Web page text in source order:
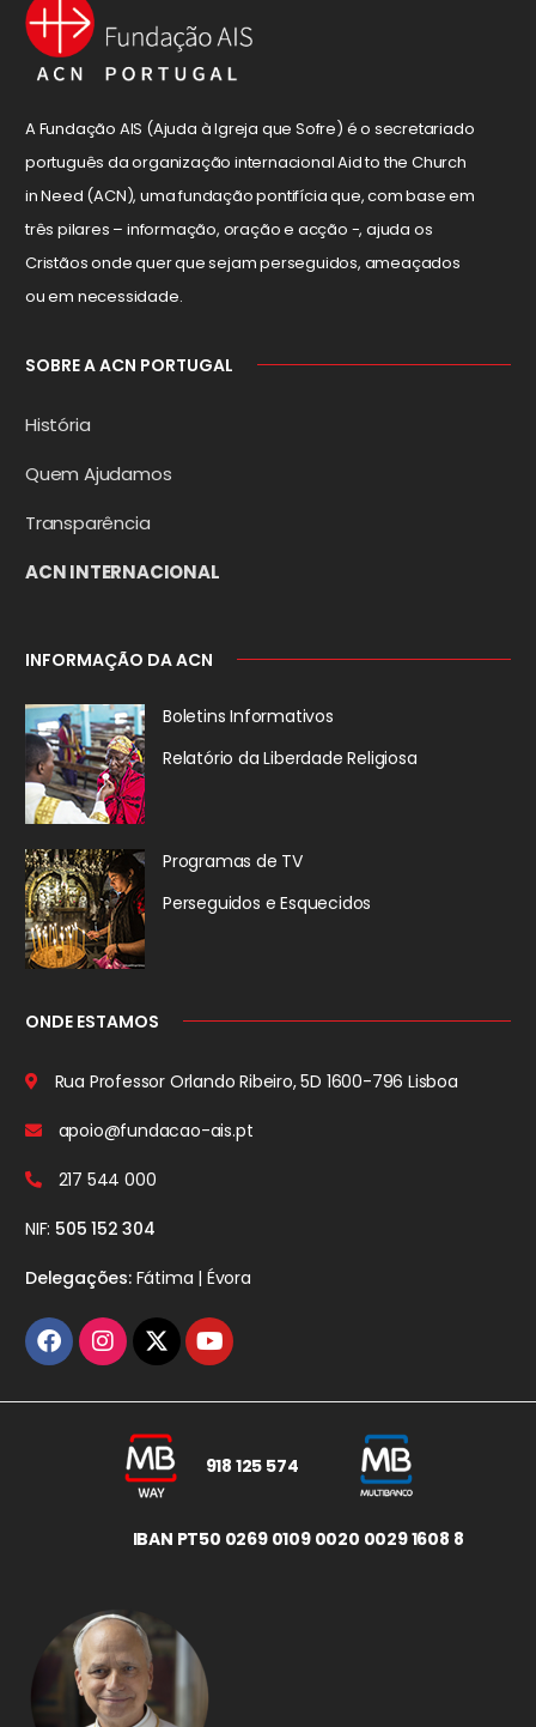
A Fundação AIS (Ajuda à Igreja que Sofre) é o secretariado
português da organização internacional Aid to the Church
in Need (ACN), uma fundação pontifícia que, com base em
três pilares – informação, oração e acção -, ajuda os
Cristãos onde quer que sejam perseguidos, ameaçados
ou em necessidade.
SOBRE A ACN PORTUGAL
História
Quem Ajudamos
Transparência
ACN INTERNACIONAL
INFORMAÇÃO DA ACN
Boletins Informativos
Relatório da Liberdade Religiosa
Programas de TV
Perseguidos e Esquecidos
ONDE ESTAMOS
Rua Professor Orlando Ribeiro, 5D 1600-796 Lisboa
apoio@fundacao-ais.pt
217 544 000
NIF: 505 152 304
Delegações:Fátima | Évora
918 125 574
IBAN PT50 0269 0109 0020 0029 1608 8